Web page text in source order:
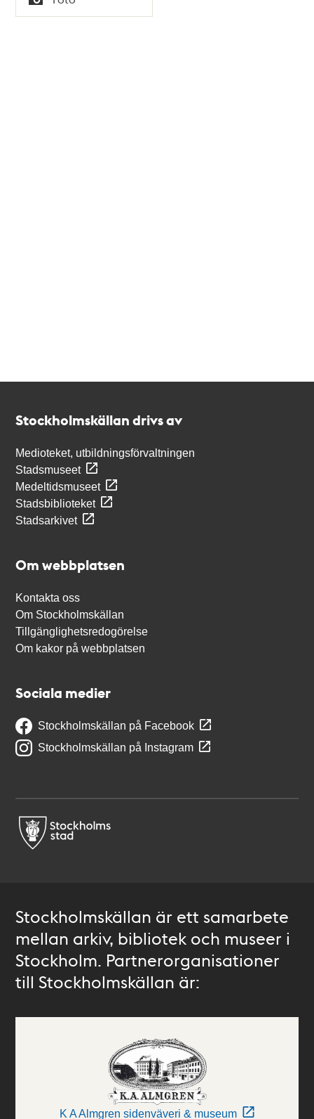
Typ
Stockholmskällan drivs av
Medioteket, utbildningsförvaltningen
Stadsmuseet
Medeltidsmuseet
Stadsbiblioteket
Stadsarkivet
Om webbplatsen
Kontakta oss
Om Stockholmskällan
Tillgänglighetsredogörelse
Om kakor på webbplatsen
Sociala medier
Stockholmskällan på Facebook
Stockholmskällan på Instagram
Stockholmskällan är ett samarbete
mellan arkiv, bibliotek och museer i
Stockholm. Partnerorganisationer
till Stockholmskällan är:
K A Almgren sidenväveri & museum